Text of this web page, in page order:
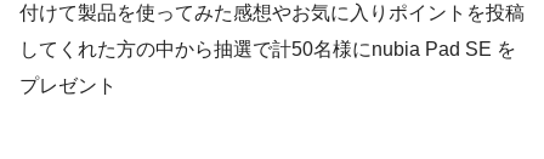
付けて製品を使ってみた感想やお気に入りポイントを投稿
してくれた方の中から抽選で計50名様にnubia Pad SE を
プレゼント